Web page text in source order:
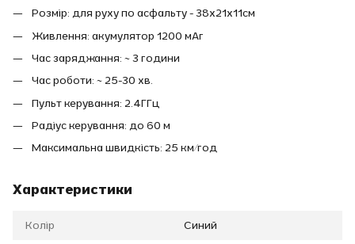
Розмір: для руху по асфальту - 38х21х11см
Живлення: акумулятор 1200 мАг
Час заряджання: ~ 3 години
Час роботи: ~ 25-30 хв.
Пульт керування: 2.4ГГц
Радіус керування: до 60 м
Максимальна швидкість: 25 км/год
Характеристики
Колір Синий